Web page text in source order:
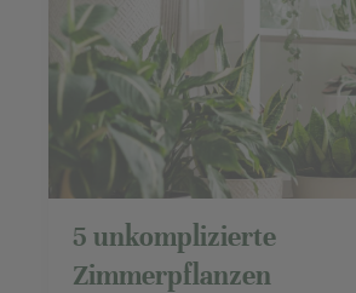
5 unkomplizierte
Zimmerpflanzen